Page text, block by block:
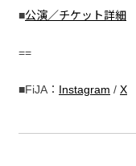
■公演／チケット詳細
==
■FiJA： Instagram / X